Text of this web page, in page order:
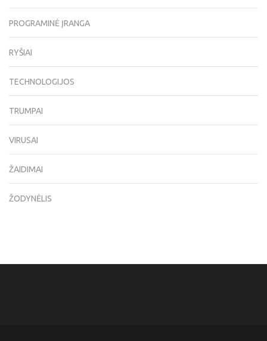
PROGRAMINĖ ĮRANGA
RYŠIAI
TECHNOLOGIJOS
TRUMPAI
VIRUSAI
ŽAIDIMAI
ŽODYNĖLIS